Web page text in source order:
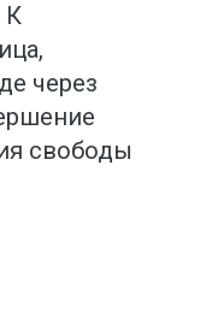
К
через
свободы